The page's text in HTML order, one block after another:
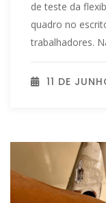
de teste da
quadro no
trabalhadores.
11 DE